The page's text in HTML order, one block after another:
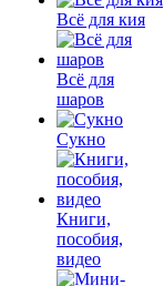
Всё для кия
Всё для
шаров
Сукно
Книги,
пособия,
видео